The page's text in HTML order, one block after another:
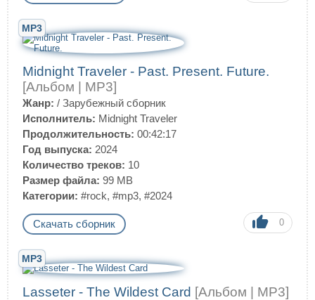
MP3
Midnight Traveler - Past. Present. Future.
[Альбом | MP3]
Жанр: / Зарубежный сборник
Исполнитель: Midnight Traveler
Продолжительность: 00:42:17
Год выпуска: 2024
Количество треков: 10
Размер файла: 99 MB
Категории: #rock, #mp3, #2024
Скачать сборник 0
MP3
Lasseter - The Wildest Card [Альбом | MP3]